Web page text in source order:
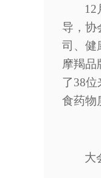
12
导，协
司、健
摩羯品
了38
食药物
大